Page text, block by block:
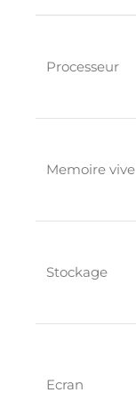
Processeur
Memoire vive
Stockage
Ecran